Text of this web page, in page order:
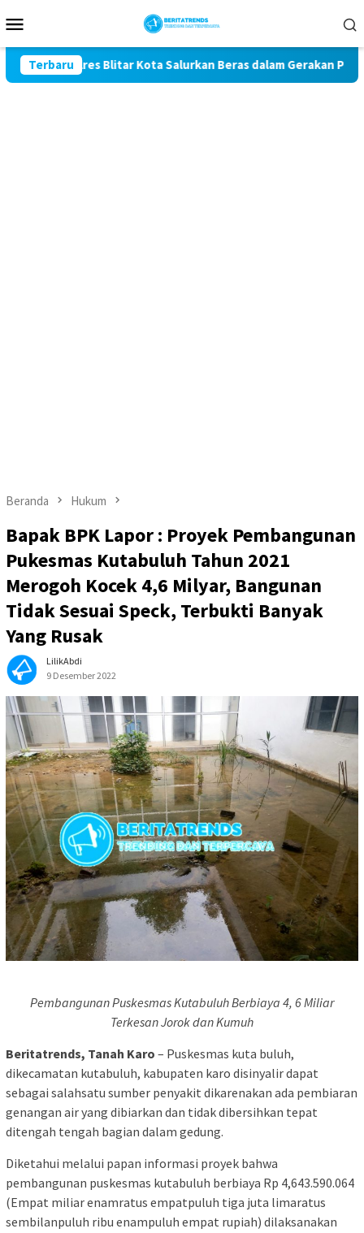
ke
Mobile
Terbaru
Blitar Kota Salurkan Beras dalam Gerakan Pangan Murah
Beranda Hukum
Bapak BPK Lapor : Proyek Pembangunan
Pukesmas Kutabuluh Tahun 2021
Merogoh Kocek 4,6 Milyar, Bangunan
Tidak Sesuai Speck, Terbukti Banyak
Yang Rusak
LilikAbdi
9 Desember 2022
Pembangunan Puskesmas Kutabuluh Berbiaya 4, 6 Miliar
Terkesan Jorok dan Kumuh
Beritatrends, Tanah Karo – Puskesmas kuta buluh,
dikecamatan kutabuluh, kabupaten karo disinyalir dapat
sebagai salahsatu sumber penyakit dikarenakan ada pembiaran
genangan air yang dibiarkan dan tidak dibersihkan tepat
ditengah tengah bagian dalam gedung.
Diketahui melalui papan informasi proyek bahwa
pembangunan puskesmas kutabuluh berbiaya Rp 4,643.590.064
(Empat miliar enamratus empatpuluh tiga juta limaratus
sembilanpuluh ribu enampuluh empat rupiah) dilaksanakan